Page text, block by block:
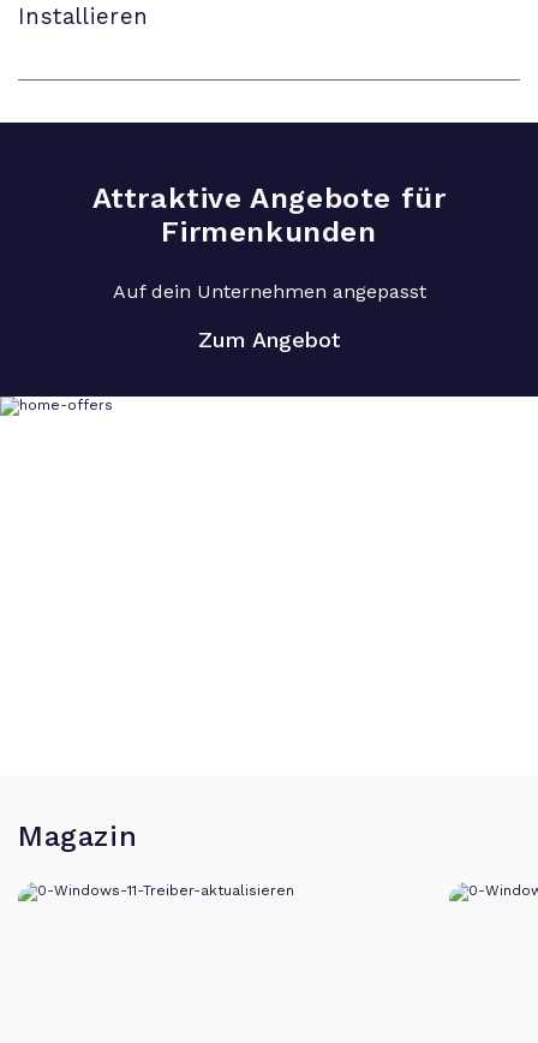
Installieren
Attraktive Angebote für
Firmenkunden
Auf dein Unternehmen angepasst
Zum Angebot
Magazin